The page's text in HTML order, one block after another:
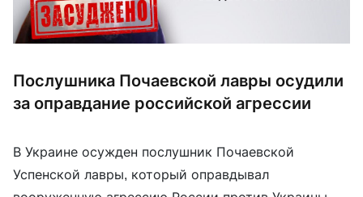
Послушника Почаевской лавры осудили
за оправдание российской агрессии
В Украине осужден послушник Почаевской
Успенской лавры, который оправдывал